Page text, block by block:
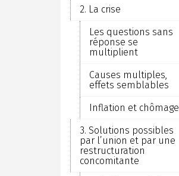
2. La crise
Les questions sans
réponse se
multiplient
Causes multiples,
effets semblables
Inflation et chômage
3. Solutions possibles
par l’union et par une
restructuration
concomitante